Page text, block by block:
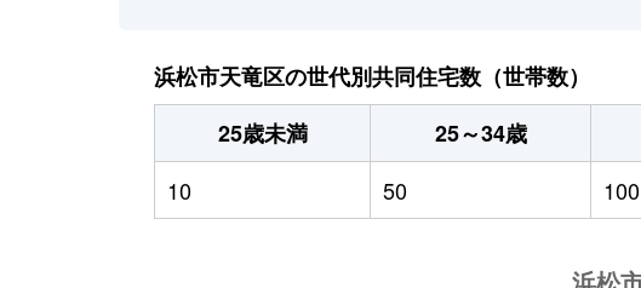
浜松市天竜区の世代別共同住宅数（世帯数）
25歳未満
25～34歳
10
50 100